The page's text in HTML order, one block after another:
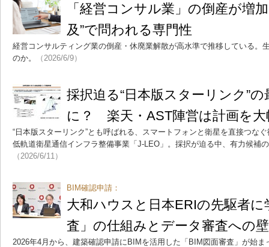
「経営コンサル業」の倒産が増
及”で問われる専門性
経営コンサルティング業の倒産・休廃業解散が高水準で推移している。
のか。
（2026/6/9）
採択迫る“日本版スターリンク”
に？ 楽天・AST陣営は計画を大
“日本版スターリンク”とも呼ばれる、スマートフォンと衛星を直接つな
低軌道衛星通信インフラ整備事業「J-LEO」。採択が迫る中、有力候
（2026/6/11）
BIM確認申請：
大和ハウスと日本ERIの先駆者に
査」の仕組みとデータ審査への壁
2026年4月から、建築確認申請にBIMを活用した「BIM図面審査」が始